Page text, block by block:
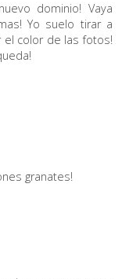
dominio! Vaya
Yo suelo tirar a
color de las fotos!
granates!